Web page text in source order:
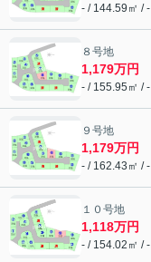
- / 144.59㎡ / -
８号地
1,179万円
- / 155.95㎡ / -
９号地
1,179万円
- / 162.43㎡ / -
１０号地
1,118万円
- / 154.02㎡ / -